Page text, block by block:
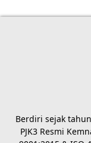
Berdiri sejak
PJK3 Resmi